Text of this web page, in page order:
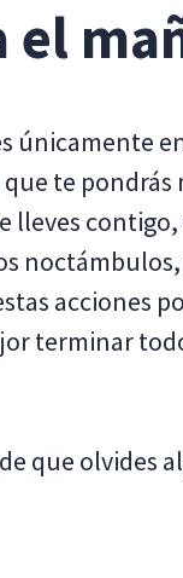
el
únicamente
te
lleves
acciones
terminar
que olvides